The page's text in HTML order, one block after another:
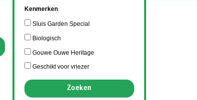
Kenmerken
Sluis Garden Special
Biologisch
Gouwe Ouwe Heritage
Geschikt voor vriezer